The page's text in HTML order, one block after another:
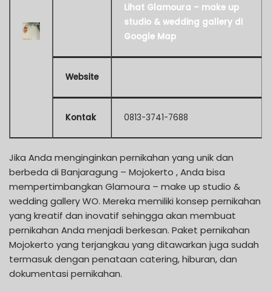
Lihat Glamoura – make up
studio & wedding gallery di
Google Map
Website
Kontak 0813-3741-7688
Jika Anda menginginkan pernikahan yang unik dan
berbeda di Banjaragung – Mojokerto , Anda bisa
mempertimbangkan Glamoura – make up studio &
wedding gallery WO. Mereka memiliki konsep pernikahan
yang kreatif dan inovatif sehingga akan membuat
pernikahan Anda menjadi berkesan. Paket pernikahan
Mojokerto yang terjangkau yang ditawarkan juga sudah
termasuk dengan penataan catering, hiburan, dan
dokumentasi pernikahan.